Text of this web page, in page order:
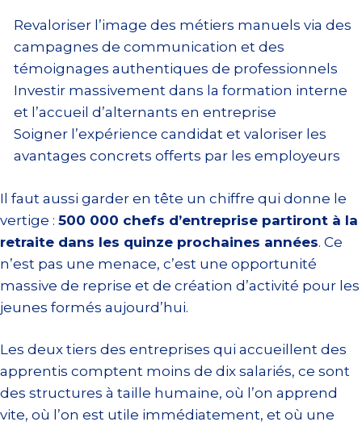
Revaloriser l’image des métiers manuels via des
campagnes de communication et des
témoignages authentiques de professionnels
Investir massivement dans la formation interne
et l’accueil d’alternants en entreprise
Soigner l’expérience candidat et valoriser les
avantages concrets offerts par les employeurs
Il faut aussi garder en tête un chiffre qui donne le
vertige : 500 000 chefs d’entreprise partiront à la
retraite dans les quinze prochaines années. Ce
n’est pas une menace, c’est une opportunité
massive de reprise et de création d’activité pour les
jeunes formés aujourd’hui.
Les deux tiers des entreprises qui accueillent des
apprentis comptent moins de dix salariés, ce sont
des structures à taille humaine, où l’on apprend
vite, où l’on est utile immédiatement, et où une